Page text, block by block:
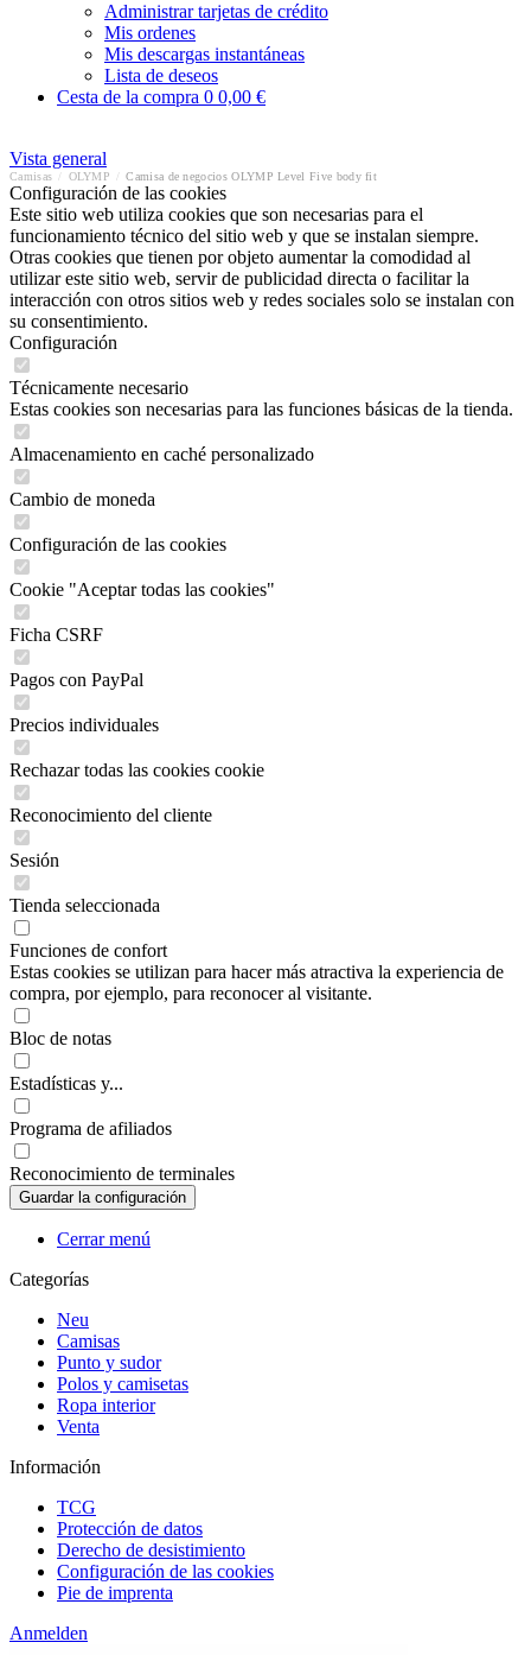
Administrar tarjetas de crédito
Mis ordenes
Mis descargas instantáneas
Lista de deseos
Cesta de la compra 0 0,00 €
Vista general
Camisas OLYMP Camisa de negocios OLYMP Level Five body fit
Configuración de las cookies
Este sitio web utiliza cookies que son necesarias para el
funcionamiento técnico del sitio web y que se instalan siempre.
Otras cookies que tienen por objeto aumentar la comodidad al
utilizar este sitio web, servir de publicidad directa o facilitar la
interacción con otros sitios web y redes sociales solo se instalan con
su consentimiento.
Configuración
Técnicamente necesario
Estas cookies son necesarias para las funciones básicas de la tienda.
Almacenamiento en caché personalizado
Cambio de moneda
Configuración de las cookies
Cookie "Aceptar todas las cookies"
Ficha CSRF
Pagos con PayPal
Precios individuales
Rechazar todas las cookies cookie
Reconocimiento del cliente
Sesión
Tienda seleccionada
Funciones de confort
Estas cookies se utilizan para hacer más atractiva la experiencia de
compra, por ejemplo, para reconocer al visitante.
Bloc de notas
Estadísticas y...
Programa de afiliados
Reconocimiento de terminales
Cerrar menú
Categorías
Neu
Camisas
Punto y sudor
Polos y camisetas
Ropa interior
Venta
Información
TCG
Protección de datos
Derecho de desistimiento
Configuración de las cookies
Pie de imprenta
Anmelden